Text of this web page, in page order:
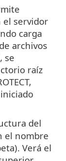
el servidor
carga
archivos
se
raíz
del
el nombre
Verá el